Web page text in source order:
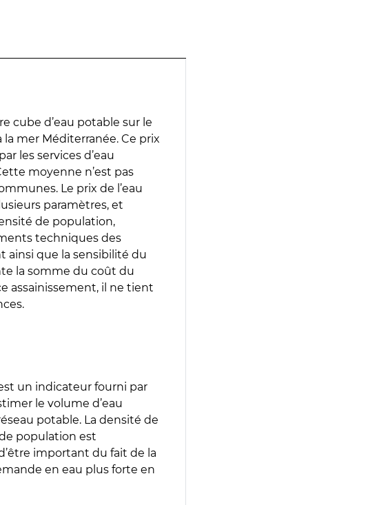
cube d’eau potable sur le
mer Méditerranée. Ce prix
les services d’eau
moyenne n’est pas
Le prix de l’eau
paramètres, et
de population,
techniques des
ainsi que la sensibilité du
la somme du coût du
assainissement, il ne tient
un indicateur fourni par
le volume d’eau
potable. La densité de
population est
important du fait de la
en eau plus forte en